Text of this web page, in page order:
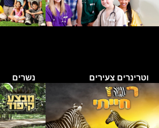
וטרינרים צעירים נשרים